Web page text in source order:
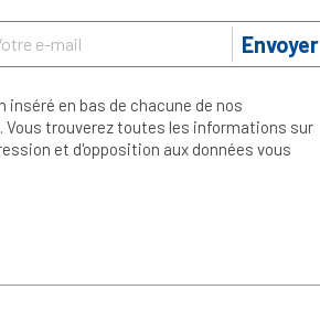
Envoyer
en bas de chacune de nos
trouverez toutes les informations sur
et d'opposition aux données vous